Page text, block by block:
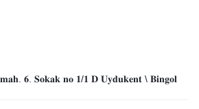
𝟔. 𝐒𝐨𝐤𝐚𝐤 𝐧𝐨 𝟏/𝟏 𝐃 𝐔𝐲𝐝𝐮𝐤𝐞𝐧𝐭 \ 𝐁𝐢𝐧𝐠𝐨𝐥